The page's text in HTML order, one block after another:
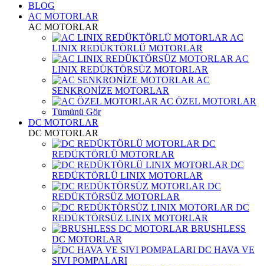
BLOG
AC MOTORLAR
AC MOTORLAR
AC
LINIX REDÜKTÖRLÜ MOTORLAR
AC
LINIX REDÜKTÖRSÜZ MOTORLAR
AC
SENKRONİZE MOTORLAR
AC ÖZEL MOTORLAR
Tümünü Gör
DC MOTORLAR
DC MOTORLAR
DC
REDÜKTÖRLÜ MOTORLAR
DC
REDÜKTÖRLÜ LINIX MOTORLAR
DC
REDÜKTÖRSÜZ MOTORLAR
DC
REDÜKTÖRSÜZ LINIX MOTORLAR
BRUSHLESS
DC MOTORLAR
DC HAVA VE
SIVI POMPALARI